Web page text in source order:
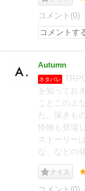
コメント(0)
Autumn
ネタバレ
を知ってお
ことこの上
た。深きも
怪物も登場
ストーリー
な、などの
ナイス
コメント(0)